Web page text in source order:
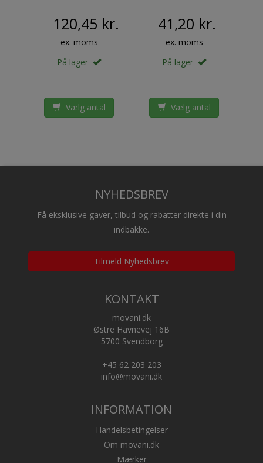
120,45 kr.
ex. moms
På lager
Vælg antal
18L Tråd Metal
41,20 kr.
ex. moms
På lager
Vælg antal
NYHEDSBREV
Få eksklusive gaver, tilbud og rabatter direkte i din
indbakke.
Tilmeld Nyhedsbrev
KONTAKT
movani.dk
Østre Havnevej 16B
5700 Svendborg
+45 62 203 203
info@movani.dk
INFORMATION
Handelsbetingelser
Om movani.dk
Mærker